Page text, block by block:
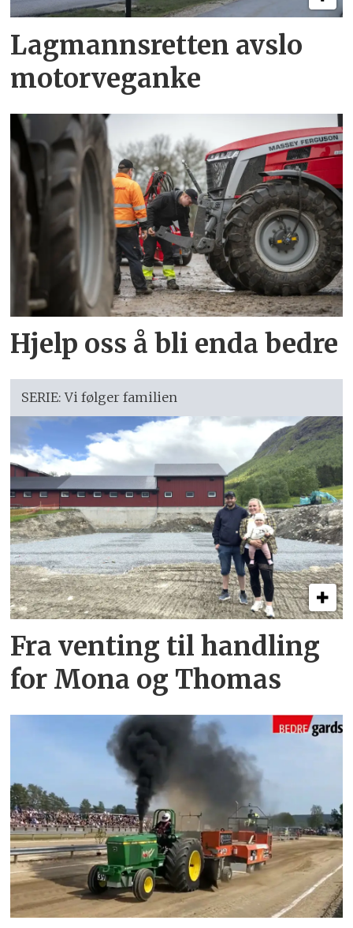
Lagmannsretten avslo
motorveganke
Hjelp oss å bli enda bedre
SERIE: Vi følger familien
Fra venting til handling
for Mona og Thomas